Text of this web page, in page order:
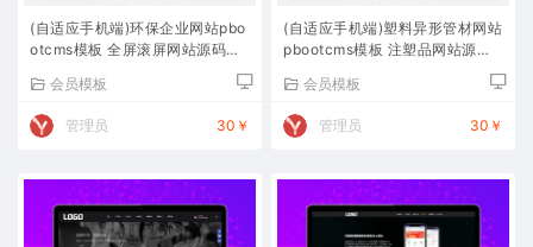
(自适应手机端)环保企业网站pbo
otcms模板 全屏滚屏网站源码下
会员模板
管理员 30￥
(自适应手机端)塑料异形管材网站
pbootcms模板 注塑品网站源码
会员模板
管理员 30￥